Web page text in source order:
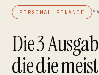
PERSONAL FINANCE
Die 3
die die